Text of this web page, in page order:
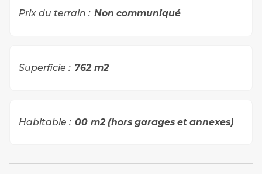
Prix du terrain : Non communiqué
Superficie : 762 m2
Habitable : 00 m2 (hors garages et annexes)